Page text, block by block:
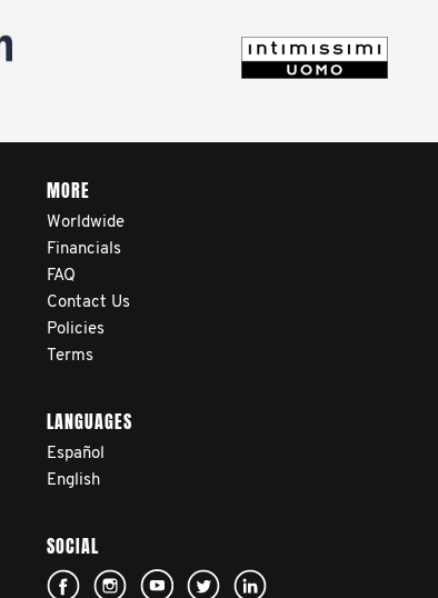
MORE
Worldwide
Financials
FAQ
Contact Us
Policies
Terms
LANGUAGES
Español
English
SOCIAL